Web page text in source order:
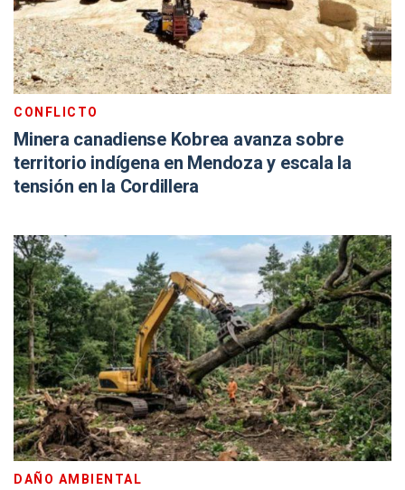
CONFLICTO
Minera canadiense Kobrea avanza sobre
territorio indígena en Mendoza y escala la
tensión en la Cordillera
DAÑO AMBIENTAL